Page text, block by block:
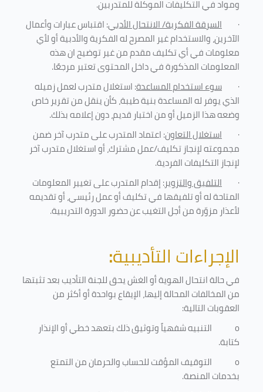
ومواد في التكليفاتالموكلة للمتدربين.
· السرقة الفكرية/ الانتحال الأدبي: اقتباس عبارات وأعمال
الآخرين، والاستخدام غير المصرح له الفكرية والأدبية أو لأي
معلومات في أي تكليف مقدم من غير توضيح ان هذه
المعلومات المذكورة في داخل المحتوى تعتبر مرجعًا.
· سوء استخدام المساعدة: استغلال متدرب لعمل زميله
الذي يوفر له المساعدة بنية طيبة، كأن ينقل من تقرير خاص
وضعه هذا الزميل أو من اختبار قديم، دون إعلامه بذلك.
· استغلال التعاون: اعتماد المتدرب على متدرب آخر ضمن
مجموعته لإنجاز تكليف/عمل مشترك، أو استغلال متدرب آخر
لإنجاز التكليفات الفردية.
· التلفيق والتزوير: إقدام المتدرب على تغيير المعلومات
المتاحة له أو تلفيقها في تكليف أو عمل رئيسي، أو تقديمه
لأعذار مزوّرة من أجل التغيب عن حضور الدورة التدريبية.
الإجراءات التأديبية:
في حالة انتحال الهوية أو الغش يحق للجنة التأديب بعد تثبتها
من المخالفات المحالة إليها، الإيقاع بواحدة أو أكثر من
العقوبات التالية:
o
التنبيه شفهياً وتوثيق ذلك بتعهد خطي أو الإنذار
كتابة.
o
التوقيف المؤقت للحساب والحرمان من التمتع
بخدمات المنصة.